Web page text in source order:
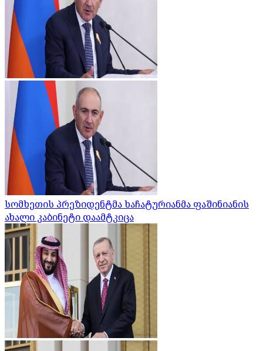
სომხეთის პრეზიდენტმა ხაჩატურიანმა ფაშინიანის
ახალი კაბინეტი დაამტკიცა